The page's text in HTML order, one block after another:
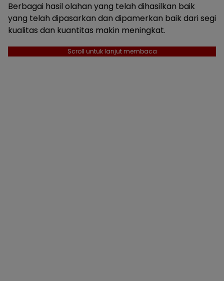
Berbagai hasil olahan yang telah dihasilkan baik
yang telah dipasarkan dan dipamerkan baik dari segi
kualitas dan kuantitas makin meningkat.
Scroll untuk lanjut membaca